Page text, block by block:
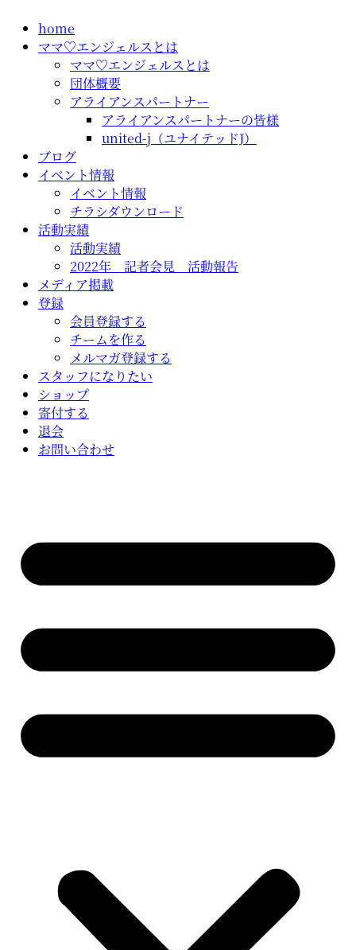
home
ママ♡エンジェルスとは
ママ♡エンジェルスとは
団体概要
アライアンスパートナー
アライアンスパートナーの皆様
united-j（ユナイテッドJ）
ブログ
イベント情報
イベント情報
チラシダウンロード
活動実績
活動実績
2022年 記者会見 活動報告
メディア掲載
登録
会員登録する
チームを作る
メルマガ登録する
スタッフになりたい
ショップ
寄付する
退会
お問い合わせ